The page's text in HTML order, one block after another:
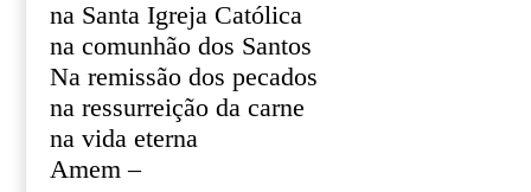
na Santa Igreja Católica
na comunhão dos Santos
Na remissão dos pecados
na ressurreição da carne
na vida eterna
Amem –